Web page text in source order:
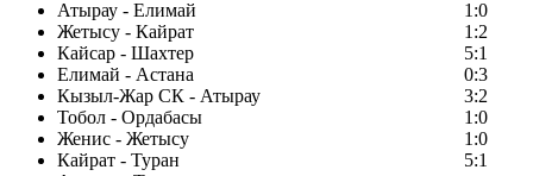
Атырау - Елимай
1:0
Жетысу - Кайрат
1:2
Кайсар - Шахтер
5:1
Елимай - Астана
0:3
Кызыл-Жар СК - Атырау
3:2
Тобол - Ордабасы
1:0
Женис - Жетысу
1:0
Кайрат - Туран
5:1